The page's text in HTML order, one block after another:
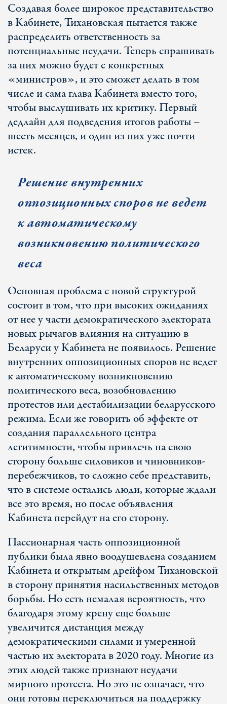
Создавая более широкое представительство
в Кабинете, Тихановская пытается также
распределить ответственность за
потенциальные неудачи. Теперь спрашивать
за них можно будет с конкретных
«министров», и это сможет делать в том
числе и сама глава Кабинета вместо того,
чтобы выслушивать их критику. Первый
дедлайн для подведения итогов работы –
шесть месяцев, и один из них уже почти
истек.
Решение внутренних
оппозиционных споров не ведет
к автоматическому
возникновению политического
веса
Основная проблема с новой структурой
состоит в том, что при высоких ожиданиях
от нее у части демократического электората
новых рычагов влияния на ситуацию в
Беларуси у Кабинета не появилось. Решение
внутренних оппозиционных споров не ведет
к автоматическому возникновению
политического веса, возобновлению
протестов или дестабилизации беларусского
режима. Если же говорить об эффекте от
создания параллельного центра
легитимности, чтобы привлечь на свою
сторону больше силовиков и чиновников-
перебежчиков, то сложно себе представить,
что в системе остались люди, которые ждали
все это время, но после объявления
Кабинета перейдут на его сторону.
Пассионарная часть оппозиционной
публики была явно воодушевлена созданием
Кабинета и открытым дрейфом Тихановской
в сторону принятия насильственных методов
борьбы. Но есть немалая вероятность, что
благодаря этому крену еще больше
увеличится дистанция между
демократическими силами и умеренной
частью их электората в 2020 году. Многие из
этих людей также признают неудачи
мирного протеста. Но это не означает, что
они готовы переключиться на поддержку